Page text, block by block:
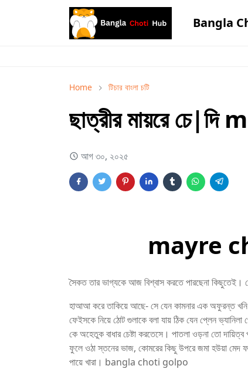
Bangla
Home টিচার বাংলা চটি
ছাত্রীর মায়রে
আগ ৩০, ২০২৫
mayre
সৈকত তার ভাগ্যকে আজ বিশ্বাস করতে পারছেনা
হাআআ করে তাকিয়ে আছে- সে যেন কামনার এক অফুরন্ত
ফেইসকে নিয়ে ঠোট গুলাকে বলা যায় ঠিক যেন প্লেন
কে অহেতুক বাধার চেষ্টা করতেসে। পাতলা ওড়না তো
ফুলে ওঠা স্তনের ভাজ, কোমরের কিছু উপরে জমা হউয়া মেদ
পায়ে খারা। bangla choti golpo